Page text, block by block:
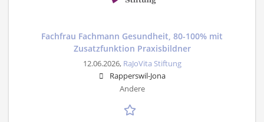
Fachfrau Fachmann Gesundheit, 80-100% mit
Zusatzfunktion Praxisbildner
12.06.2026, RaJoVita Stiftung
Rapperswil-Jona
Andere